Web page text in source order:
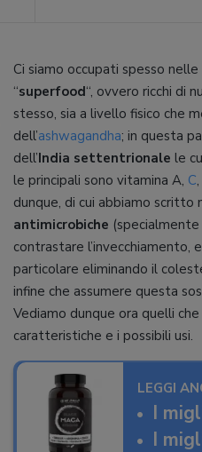
Ci siamo occupati spesso
“superfood“, ovvero ricchi di
stesso, sia a livello fisico che
dell’ashwagandha; in questa
dell’India settentrionale le
le principali sono vitamina A, C
dunque, di cui abbiamo scritto
antimicrobiche
contrastare l’invecchiamento,
particolare eliminando il
infine che assumere questa
Vediamo dunque ora quelli
caratteristiche e i possibili usi.
LEGGI
I
I